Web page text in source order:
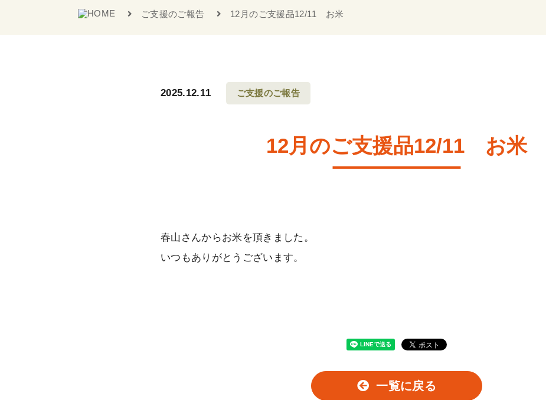
ご支援のご報告 12月のご支援品12/11 お米
2025.12.11 ご支援のご報告
12月のご支援品12/11 お米
春山さんからお米を頂きました。
いつもありがとうございます。
一覧に戻る